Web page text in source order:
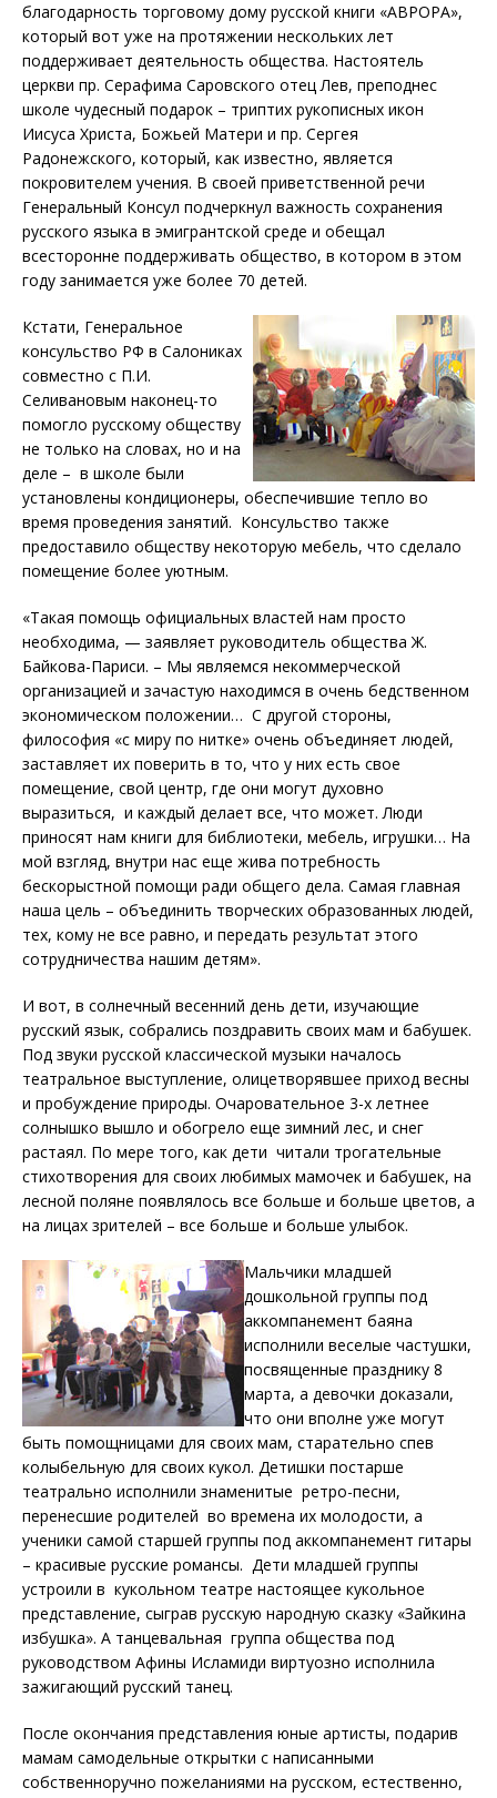
благодарность торговому дому русской книги «АВРОРА»,
который вот уже на протяжении нескольких лет
поддерживает деятельность общества. Настоятель
церкви пр. Серафима Саровского отец Лев, преподнес
школе чудесный подарок – триптих рукописных икон
Иисуса Христа, Божьей Матери и пр. Сергея
Радонежского, который, как известно, является
покровителем учения. В своей приветственной речи
Генеральный Консул подчеркнул важность сохранения
русского языка в эмигрантской среде и обещал
всесторонне поддерживать общество, в котором в этом
году занимается уже более 70 детей.
Кстати, Генеральное
консульство РФ в Салониках
совместно с П.И.
Селивановым наконец-то
помогло русскому обществу
не только на словах, но и на
деле – в школе были
установлены кондиционеры, обеспечившие тепло во
время проведения занятий. Консульство также
предоставило обществу некоторую мебель, что сделало
помещение более уютным.
«Такая помощь официальных властей нам просто
необходима, — заявляет руководитель общества Ж.
Байкова-Париси. – Мы являемся некоммерческой
организацией и зачастую находимся в очень бедственном
экономическом положении… С другой стороны,
философия «с миру по нитке» очень объединяет людей,
заставляет их поверить в то, что у них есть свое
помещение, свой центр, где они могут духовно
выразиться, и каждый делает все, что может. Люди
приносят нам книги для библиотеки, мебель, игрушки… На
мой взгляд, внутри нас еще жива потребность
бескорыстной помощи ради общего дела. Самая главная
наша цель – объединить творческих образованных людей,
тех, кому не все равно, и передать результат этого
сотрудничества нашим детям».
И вот, в солнечный весенний день дети, изучающие
русский язык, собрались поздравить своих мам и бабушек.
Под звуки русской классической музыки началось
театральное выступление, олицетворявшее приход весны
и пробуждение природы. Очаровательное 3-х летнее
солнышко вышло и обогрело еще зимний лес, и снег
растаял. По мере того, как дети читали трогательные
стихотворения для своих любимых мамочек и бабушек, на
лесной поляне появлялось все больше и больше цветов, а
на лицах зрителей – все больше и больше улыбок.
Мальчики младшей
дошкольной группы под
аккомпанемент баяна
исполнили веселые частушки,
посвященные празднику 8
марта, а девочки доказали,
что они вполне уже могут
быть помощницами для своих мам, старательно спев
колыбельную для своих кукол. Детишки постарше
театрально исполнили знаменитые ретро-песни,
перенесшие родителей во времена их молодости, а
ученики самой старшей группы под аккомпанемент гитары
– красивые русские романсы. Дети младшей группы
устроили в кукольном театре настоящее кукольное
представление, сыграв русскую народную сказку «Зайкина
избушка». А танцевальная группа общества под
руководством Афины Исламиди виртуозно исполнила
зажигающий русский танец.
После окончания представления юные артисты, подарив
мамам самодельные открытки с написанными
собственноручно пожеланиями на русском, естественно,